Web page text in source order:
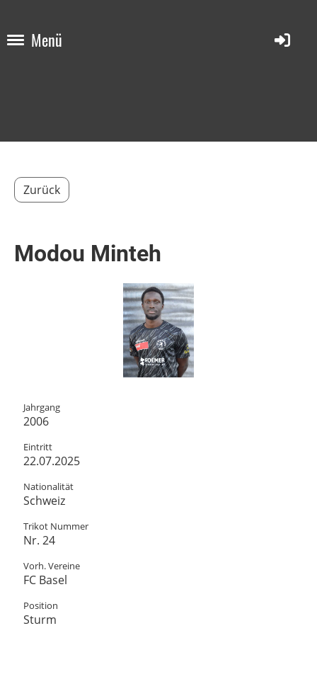
Menü
Zurück
Modou Minteh
Jahrgang
2006
Eintritt
22.07.2025
Nationalität
Schweiz
Trikot Nummer
Nr. 24
Vorh. Vereine
FC Basel
Position
Sturm